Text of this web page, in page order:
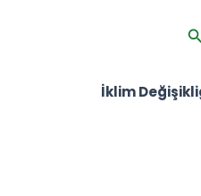
İklim